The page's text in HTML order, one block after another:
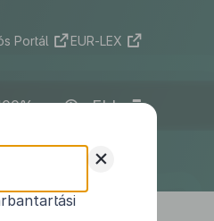
Portál EUR-LEX
ELI
összefüggő
+